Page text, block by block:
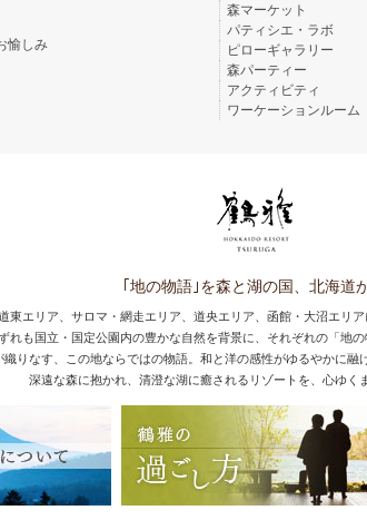
愉しみ
森マーケット
パティシエ・ラボ
ピローギャラリー
森パーティー
アクティビティ
ワーケーションルーム
｢地の物語｣を森と湖の国、北海道
東エリア、サロマ・網走エリア、道央エリア、函館・大沼エリ
れも国立・国定公園内の豊かな自然を背景に、それぞれの「地の
織りなす、この地ならではの物語。和と洋の感性がゆるやかに融
深遠な森に抱かれ、清澄な湖に癒されるリゾートを、心ゆく